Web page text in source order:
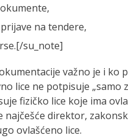
na tendere,
su_note]
važno je i ko
lice ne potpisuje „samo
fizičko lice koje ima
najčešće direktor,
ovlašćeno lice.